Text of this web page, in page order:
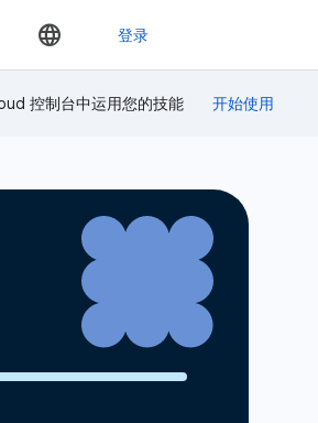
控制台中运用您的技能